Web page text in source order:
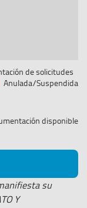
de solicitudes
Anulada/Suspendida
disponible
su
Y